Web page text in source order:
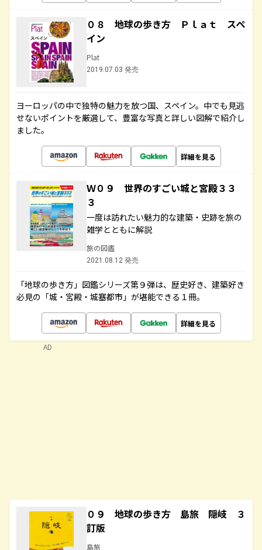
０８ 地球の歩き方 Ｐｌａｔ スペ
イン
Plat
2019.07.03 発売
ヨーロッパの中で独特の魅力を放つ国、スペイン。中でも見逃
せないポイントを厳選して、豊富な写真と詳しい図解で紹介し
ました。
詳細を見る
Ｗ０９ 世界のすごい城と宮殿３３
３
一度は訪れたい魅力的な建築・史跡を旅の
雑学とともに解説
旅の図鑑
2021.08.12 発売
「地球の歩き方」図鑑シリーズ第９弾は、歴史好き、建築好き
必見の「城・宮殿・城塞都市」が堪能できる１冊。
詳細を見る
０９ 地球の歩き方 島旅 隠岐 ３
訂版
島旅
AD